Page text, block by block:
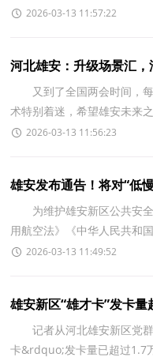
卫星互联网产业已形成雁阵
2026-03-13 11:57:22
河北雄安：升级场景汇
又到了全国两会时间，每
术特别着迷，希望雄安未来
产品，也希望这些技术和产
2026-03-13 11:56:23
雄安发布通告！将对“低
为维护雄安新区公共安全
用航空法》《中华人民共和
法》《通用航空飞行管制条
2026-03-13 11:49:52
雄安新区“雄才卡”发卡
记者从河北雄安新区党群
卡&rdquo;发卡量已超过1.7